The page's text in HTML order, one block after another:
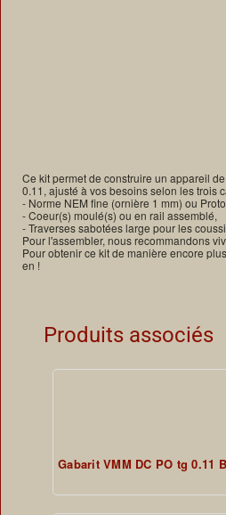
Ce kit permet de construire un appareil
0.11, ajusté à vos besoins selon les trois
- Norme NEM fine (ornière 1 mm) ou
- Coeur(s) moulé(s) ou en rail assemblé,
- Traverses sabotées large pour les
Pour l'assembler, nous recommandons
Pour obtenir ce kit de manière encore
en !
Produits associés
Gabarit VMM DC PO tg 0.11